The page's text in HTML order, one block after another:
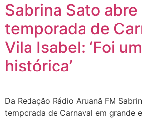
Sabrina Sato abre
temporada de
Vila Isabel: ‘Foi
histórica’
Da Redação Rádio Aruanã FM
temporada de Carnaval em grande